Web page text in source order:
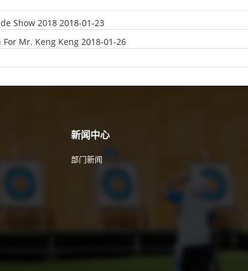
Show 2018 2018-01-23
Mr. Keng Keng 2018-01-26
新闻中心
部门新闻